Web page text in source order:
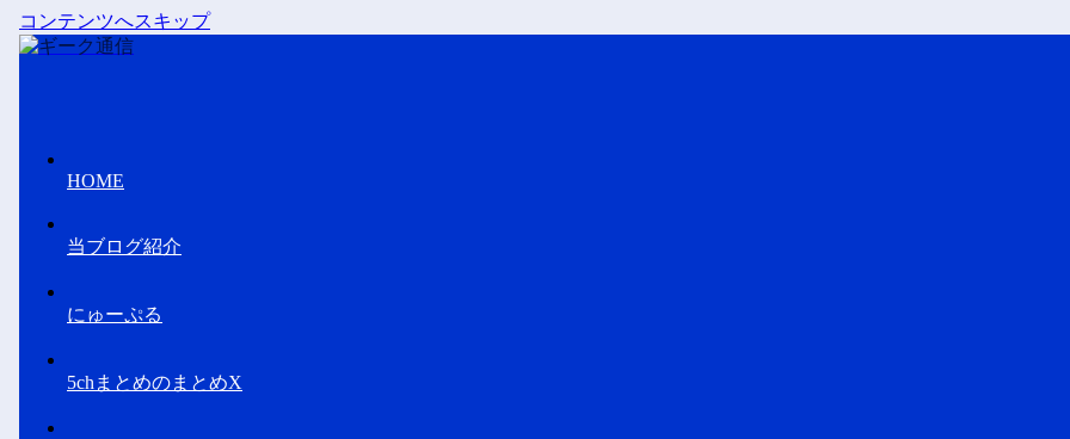
コンテンツへスキップ
HOME
当ブログ紹介
にゅーぷる
5chまとめのまとめX